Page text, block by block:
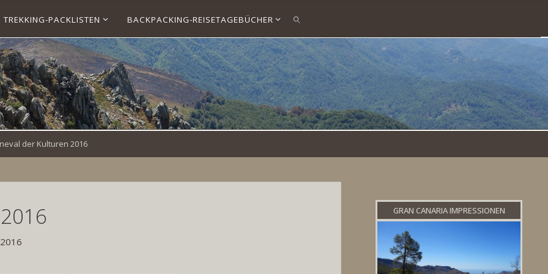
TREKKING-PACKLISTEN BACKPACKING-REISETAGEBÜCHER
SEARCH
der Kulturen 2016
GRAN CANARIA IMPRESSIONEN